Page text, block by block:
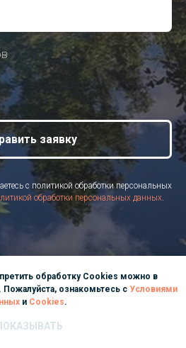
заявку
с политикой обработки персональных
обработки персональных данных.
обработку Cookies можно в
Пожалуйста, ознакомьтесь с Условиями
и Cookies.